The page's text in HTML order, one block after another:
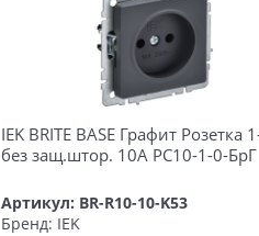
IEK BRITE BASE Графит Розетка
без защ.штор. 10А РС10-1-0-БрГ
Артикул: BR-R10-10-K53
Бренд: IEK